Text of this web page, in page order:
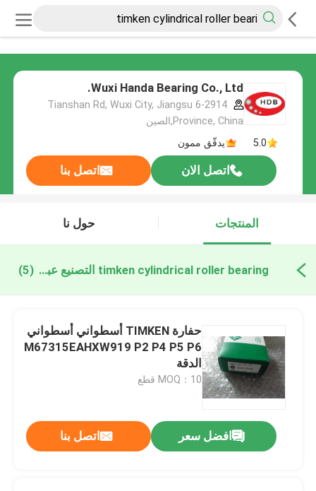
Wuxi Handa Bearing Co., Ltd.
6-2914 Tianshan Rd, Wuxi City, Jiangsu
Province, China,الصين
5.0
يدقّق ممون
اتصل الان اتصل بنا
المنتجات حول نا
timken cylindrical roller bearing التصنيع عبر الإنترنت (5)
حفارة TIMKEN أسطواني أسطواني
M67315EAHXW919 P2 P4 P5 P6
الدقة
MOQ：10 قطع
افضل سعر اتصل بنا